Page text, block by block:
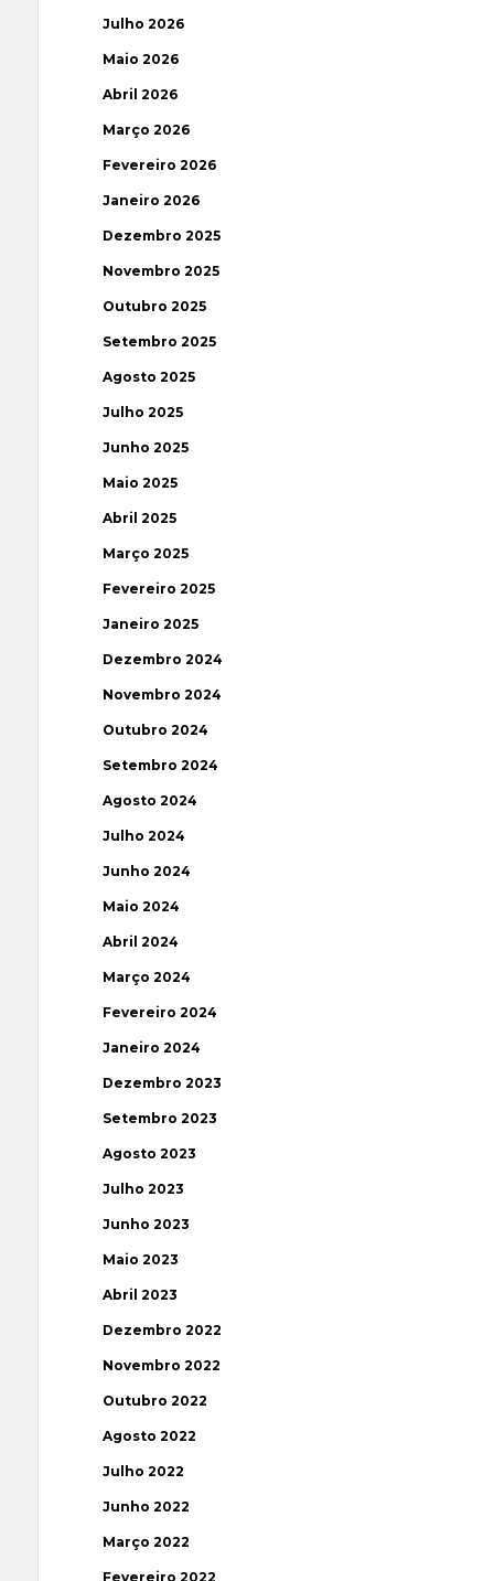
Julho 2026
Maio 2026
Abril 2026
Março 2026
Fevereiro 2026
Janeiro 2026
Dezembro 2025
Novembro 2025
Outubro 2025
Setembro 2025
Agosto 2025
Julho 2025
Junho 2025
Maio 2025
Abril 2025
Março 2025
Fevereiro 2025
Janeiro 2025
Dezembro 2024
Novembro 2024
Outubro 2024
Setembro 2024
Agosto 2024
Julho 2024
Junho 2024
Maio 2024
Abril 2024
Março 2024
Fevereiro 2024
Janeiro 2024
Dezembro 2023
Setembro 2023
Agosto 2023
Julho 2023
Junho 2023
Maio 2023
Abril 2023
Dezembro 2022
Novembro 2022
Outubro 2022
Agosto 2022
Julho 2022
Junho 2022
Março 2022
Fevereiro 2022